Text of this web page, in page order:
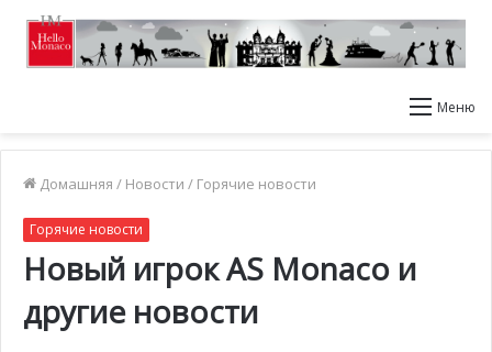
Меню
Домашняя / Новости / Горячие новости
Горячие новости
Новый игрок AS Monaco и
другие новости